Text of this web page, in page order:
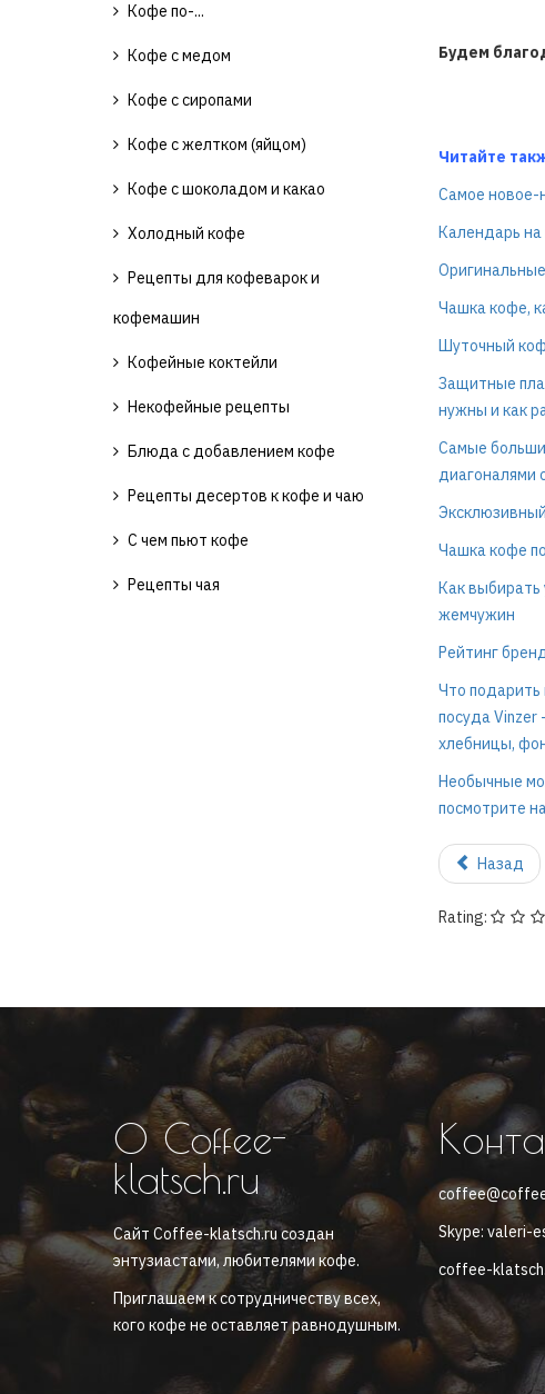
Кофе по-...
Кофе с медом
Кофе с сиропами
Кофе с желтком (яйцом)
Кофе с шоколадом и какао
Холодный кофе
Рецепты для кофеварок и
кофемашин
Кофейные коктейли
Некофейные рецепты
Блюда с добавлением кофе
Рецепты десертов к кофе и чаю
С чем пьют кофе
Рецепты чая
Будем
Читайте
Самое новое-
Календарь
Чашка кофе,
Шуточный
Защитные
нужны и как
Самые
диагоналями
Чашка кофе
Как выбирать
жемчужин
Рейтинг
Что
посуда Vinzer
хлебницы,
Необычные
посмотрите
Назад
Rating:
О Coffee-
klatsch.ru
Сайт Coffee-klatsch.ru создан
энтузиастами, любителями кофе.
Приглашаем к сотрудничеству всех,
кого кофе не оставляет равнодушным.
Skype: valeri-
coffee-